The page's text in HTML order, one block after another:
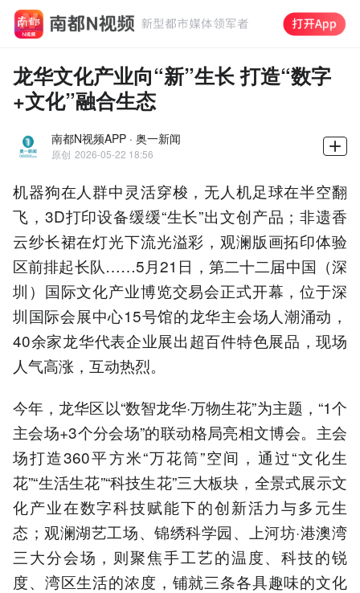
龙华文化产业向“新”生长 打造“数字
+文化”融合生态
南都N视频APP · 奥一新闻
原创 2026-05-22 18:56
机器狗在人群中灵活穿梭，无人机足球在半空翻
飞，3D打印设备缓缓“生长”出文创产品；非遗香
云纱长裙在灯光下流光溢彩，观澜版画拓印体验
区前排起长队……5月21日，第二十二届中国（深
圳）国际文化产业博览交易会正式开幕，位于深
圳国际会展中心15号馆的龙华主会场人潮涌动，
40余家龙华代表企业展出超百件特色展品，现场
人气高涨，互动热烈。
今年，龙华区以“数智龙华·万物生花”为主题，“1个
主会场+3个分会场”的联动格局亮相文博会。主会
场打造360平方米“万花筒”空间，通过“文化生
花”“生活生花”“科技生花”三大板块，全景式展示文
化产业在数字科技赋能下的创新活力与多元生
态；观澜湖艺工场、锦绣科学园、上河坊·港澳湾
三大分会场，则聚焦手工艺的温度、科技的锐
度、湾区生活的浓度，铺就三条各具趣味的文化